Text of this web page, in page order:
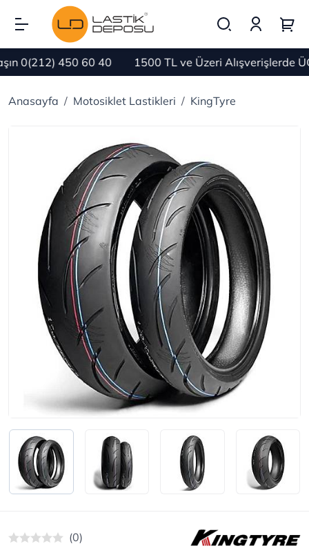
0(212) 450 60 40 1500 TL ve Üzeri Alışverişlerde
Anasayfa Motosiklet Lastikleri KingTyre
(0)